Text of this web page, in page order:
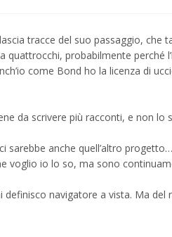
tracce del suo passaggio, che
quattrocchi, probabilmente perché
come Bond ho la licenza di
da scrivere più racconti, e non lo
sarebbe anche quell’altro progetto…
voglio io lo so, ma sono
navigatore a vista. Ma del